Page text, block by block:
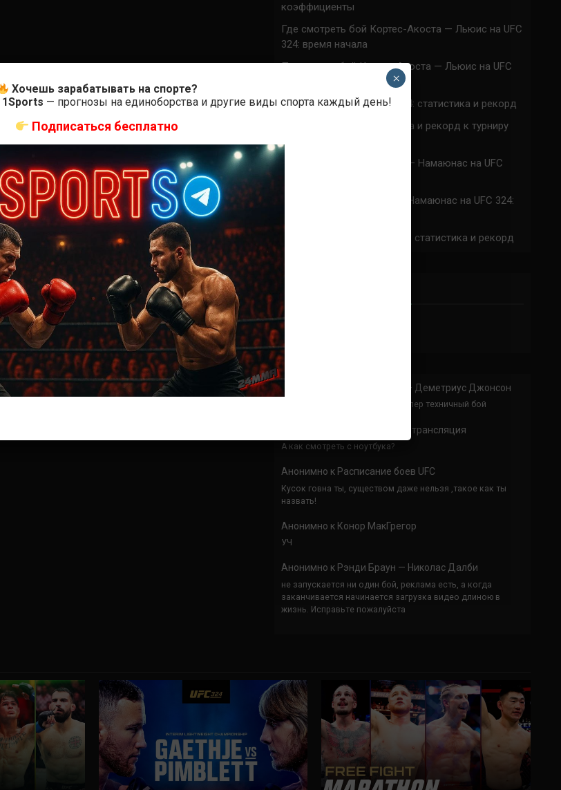
коэффициенты
Где смотреть бой Кортес-Акоста — Льюис на UFC
324: время начала
Прогноз на бой Кортес-Акоста — Льюис на UFC
Наталья Сильва на UFC 324: статистика и рекорд
Роуз Намаюнас: статистика и рекорд к турниру
Где смотреть бой Сильва — Намаюнас на UFC
Прогноз на бой Сильва — Намаюнас на UFC 324:
Арнольд Аллен на UFC 324: статистика и рекорд
Анонимно Доминик Круз — Деметриус Джонсон
Спасибо что выложили этот супер техничный бой
UFC 324 прямая трансляция
А как смотреть с ноутбука?
Анонимно к Расписание боев UFC
Кусок говна ты, существом даже нельзя ,такое как ты
назвать!
Анонимно к Конор МакГрегор
УЧ
Анонимно к Рэнди Браун — Николас Далби
не запускается ни один бой, реклама есть, а когда
заканчивается начинается загрузка видео длиною в
жизнь. Исправьте пожалуйста
Хочешь зарабатывать на спорте?
1Sports — прогнозы на единоборства и другие виды спорта каждый день!
Подписаться бесплатно
×